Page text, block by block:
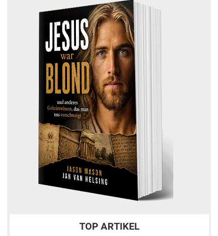
TOP ARTIKEL